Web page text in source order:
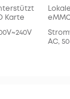
Karte
AC,